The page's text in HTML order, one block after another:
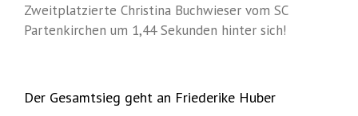
Zweitplatzierte Christina Buchwieser vom SC
Partenkirchen um 1,44 Sekunden hinter sich!
Der Gesamtsieg geht an Friederike Huber